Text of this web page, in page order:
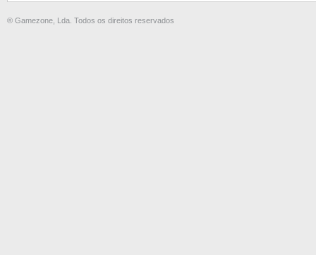
® Gamezone, Lda. Todos os direitos reservados